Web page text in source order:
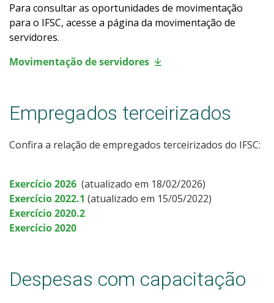
Para consultar as oportunidades de movimentação
para o IFSC, acesse a página da movimentação de
servidores.
Movimentação de servidores
Empregados terceirizados
Confira a relação de empregados terceirizados do IFSC:
Exercício 2026 (atualizado em 18/02/2026)
Exercício 2022.1 (atualizado em 15/05/2022)
Exercício 2020.2
Exercício 2020
Despesas com capacitação